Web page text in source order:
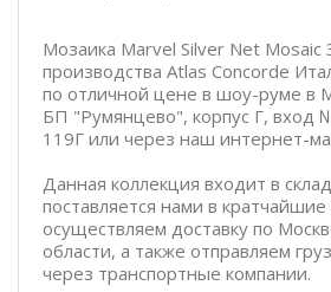
Мозаика Marvel Silver Net Mosaic
производства Atlas Concorde
по отличной цене в шоу-руме в
БП "Румянцево", корпус Г, вход
119Г или через наш интернет-
Данная коллекция входит в
поставляется нами в
осуществляем доставку по
области, а также отправляем
через транспортные компании.